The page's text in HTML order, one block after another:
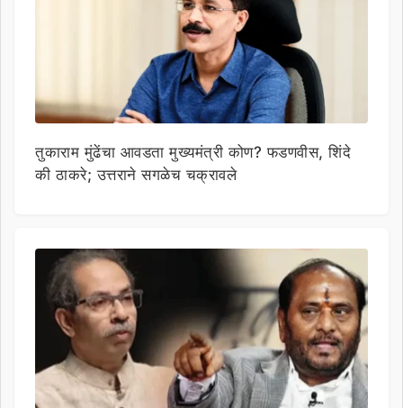
तुकाराम मुंढेंचा आवडता मुख्यमंत्री कोण? फडणवीस, शिंदे
की ठाकरे; उत्तराने सगळेच चक्रावले